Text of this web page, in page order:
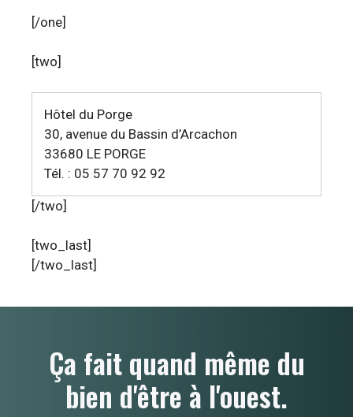
[/one]
[two]
Hôtel du Porge
30, avenue du Bassin d’Arcachon
33680 LE PORGE
Tél. : 05 57 70 92 92
[/two]
[two_last]
[/two_last]
Ça fait quand même du
bien d'être à l'ouest.